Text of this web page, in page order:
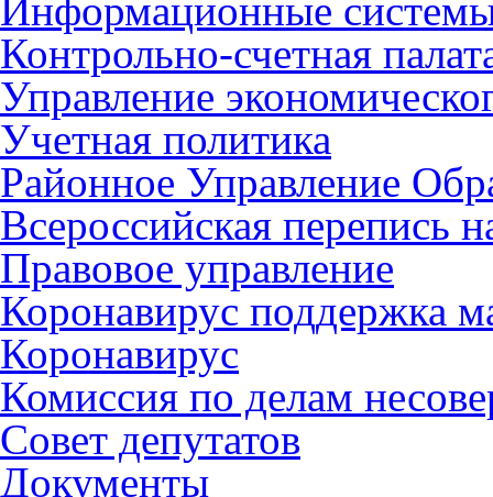
Информационные
Контрольно-счетная
Управление
Учетная политика
Районное Управление
Всероссийская перепись
Правовое управление
Коронавирус поддержка
Коронавирус
Комиссия по делам
Совет депутатов
Документы